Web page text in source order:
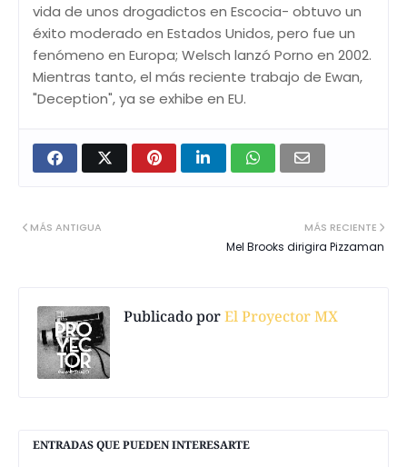
vida de unos drogadictos en Escocia- obtuvo un
éxito moderado en Estados Unidos, pero fue un
fenómeno en Europa; Welsch lanzó Porno en 2002.
Mientras tanto, el más reciente trabajo de Ewan,
"Deception", ya se exhibe en EU.
MÁS RECIENTE
Mel Brooks dirigira Pizzaman
MÁS ANTIGUA
Publicado porEl Proyector MX
ENTRADAS QUE PUEDEN INTERESARTE